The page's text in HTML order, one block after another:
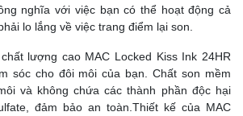
nghĩa với việc bạn có thể hoạt động cả
lo lắng về việc trang điểm lại son.
lượng cao MAC Locked Kiss Ink 24HR
sóc cho đôi môi của bạn. Chất son mềm
và không chứa các thành phần độc hại
đảm bảo an toàn.Thiết kế của MAC